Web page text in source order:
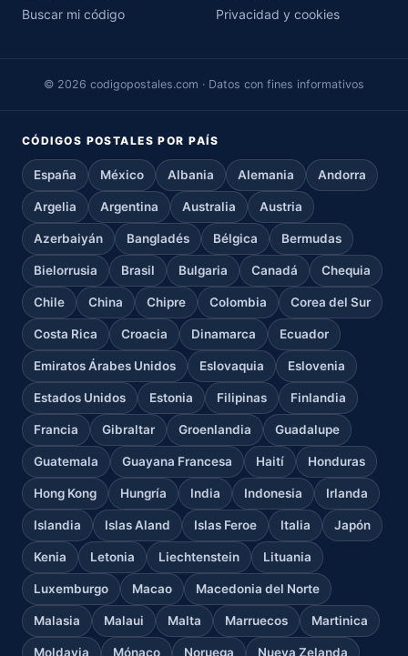
Buscar mi código
Privacidad y cookies
© 2026 codigopostales.com · Datos con fines informativos
CÓDIGOS POSTALES POR PAÍS
España México Albania Alemania Andorra
Argelia Argentina Australia Austria
Azerbaiyán Bangladés Bélgica Bermudas
Bielorrusia Brasil Bulgaria Canadá Chequia
Chile China Chipre Colombia Corea del Sur
Costa Rica Croacia Dinamarca Ecuador
Emiratos Árabes Unidos Eslovaquia Eslovenia
Estados Unidos Estonia Filipinas Finlandia
Francia Gibraltar Groenlandia Guadalupe
Guatemala Guayana Francesa Haití Honduras
Hong Kong Hungría India Indonesia Irlanda
Islandia Islas Aland Islas Feroe Italia Japón
Kenia Letonia Liechtenstein Lituania
Luxemburgo Macao Macedonia del Norte
Malasia Malaui Malta Marruecos Martinica
Moldavia Mónaco Noruega Nueva Zelanda